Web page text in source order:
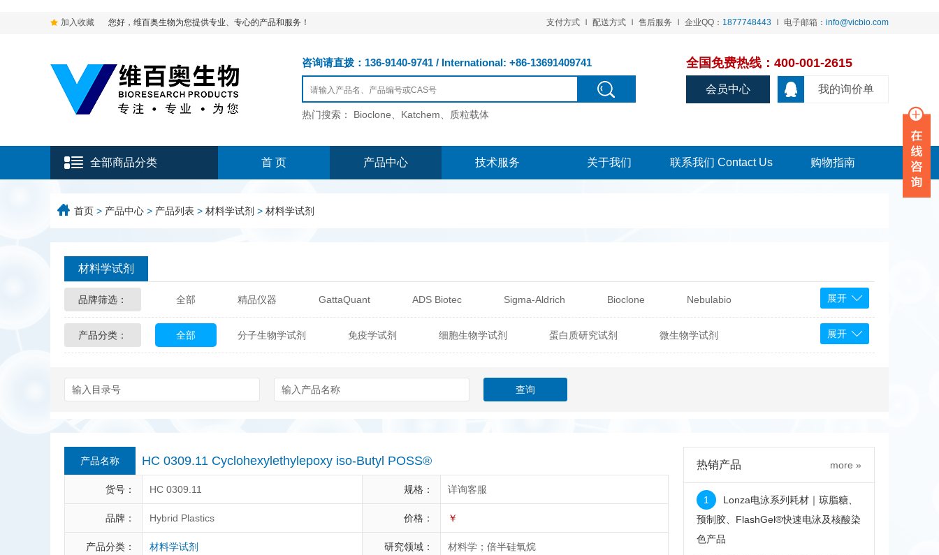
加入收藏 您好，维百奥生物为您提供专业、专心的产品和服务！ 支付方式 配送方式 售后服务 企业QQ： 1877748443 电子邮箱： info@vicbio.com
咨询请直拨：136-9140-9741 / International: +86-13691409741
热门搜索： Bioclone、Katchem、质粒载体
全国免费热线：400-001-2615
我的询价单
会员中心
全部商品分类 首 页 产品中心 技术服务 关于我们 联系我们 Contact Us 购物指南
首页 > 产品中心 > 产品列表 > 材料学试剂 > 材料学试剂
材料学试剂
品牌筛选： 全部 精品仪器 GattaQuant ADS Biotec Sigma-Aldrich Bioclone Nebulabio
Glycon Biochem Sterlitech 热销产品 辰辉创聚生物® (Nebulabio) BPS Bioscience
Mediagnost
Cytodiagnostics Katchem
Berry & Associates Hybrid Plastics Sunrise Science
展开
产品分类： 全部 分子生物学试剂 免疫学试剂 细胞生物学试剂 蛋白质研究试剂 微生物学试剂 展开
产品名称 HC 0309.11 Cyclohexylethylepoxy iso-Butyl POSS®
货号： HC 0309.11 规格： 详询客服
品牌： Hybrid Plastics 价格： ￥
产品分类： 材料学试剂 研究领域： 材料学；倍半硅氧烷
热销产品 more »
1
Lonza电泳系列耗材｜琼脂糖、
预制胶、FlashGel®快速电泳及核酸染
色产品